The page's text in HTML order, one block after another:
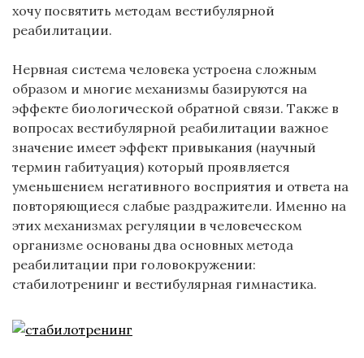
хочу посвятить методам вестибулярной
реабилитации.
Нервная система человека устроена сложным
образом и многие механизмы базируются на
эффекте биологической обратной связи. Также в
вопросах вестибулярной реабилитации важное
значение имеет эффект привыкания (научный
термин габитуация) который проявляется
уменьшением негативного восприятия и ответа на
повторяющиеся слабые раздражители. Именно на
этих механизмах регуляции в человеческом
организме основаны два основных метода
реабилитации при головокружении:
стабилотренинг и вестибулярная гимнастика.